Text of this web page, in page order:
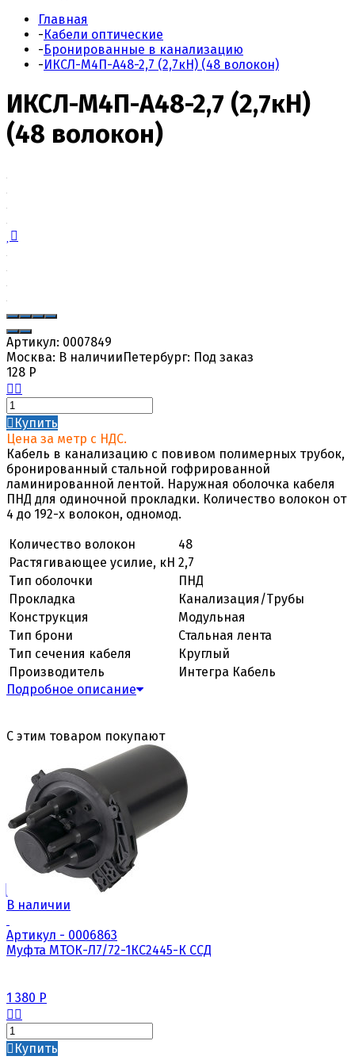
Главная
-Кабели оптические
-Бронированные в канализацию
-ИКСЛ-М4П-А48-2,7 (2,7кН) (48 волокон)
ИКСЛ-М4П-А48-2,7 (2,7кН)
(48 волокон)
Артикул: 0007849
Москва: В наличииПетербург: Под заказ
128 Р
Купить
Цена за метр с НДС.
Кабель в канализацию с повивом полимерных трубок,
бронированный стальной гофрированной
ламинированной лентой. Наружная оболочка кабеля
ПНД для одиночной прокладки. Количество волокон от
4 до 192-х волокон, одномод.
Количество волокон
48
Растягивающее усилие, кН 2,7
Тип оболочки
ПНД
Прокладка
Канализация/Трубы
Конструкция
Модульная
Тип брони
Стальная лента
Тип сечения кабеля
Круглый
Производитель
Интегра Кабель
Подробное описание
С этим товаром покупают
В наличии
Артикул - 0006863
Муфта МТОК-Л7/72-1КС2445-К ССД
1 380 Р
Купить